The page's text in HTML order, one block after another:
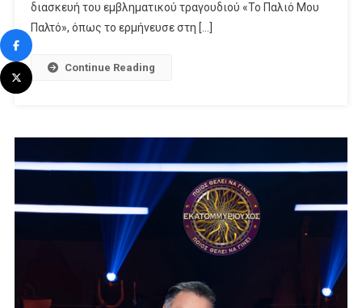
Πρώτο
διασκευή του εμβληματικού τραγουδιού «Το Παλιό Μου
Παλτό», όπως το ερμήνευσε στη […]
Continue Reading